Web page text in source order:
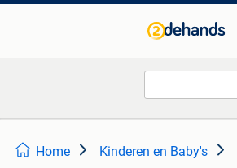
Home Kinderen en Baby's